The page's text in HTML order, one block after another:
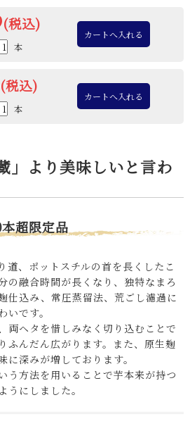
(税込)
本
(税込)
本
」より美味しいと言わ
超限定品
道、ポットスチルの首を長くしたこ
の融合時間が長くなり、独特なまろ
込み、常圧蒸留法、荒ごし濾過に
いです。
両ヘタを惜しみなく切り込むことで
ふんだん広がります。また、原生麹
深みが増しております。
う方法を用いることで芋本来が持つ
うにしました。